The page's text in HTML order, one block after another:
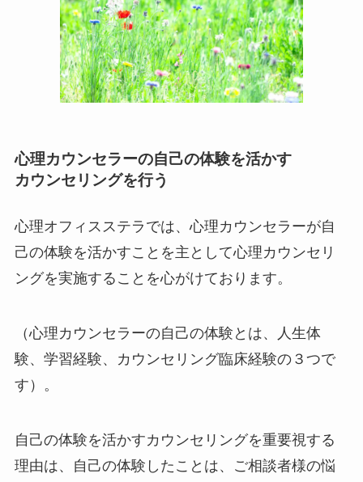
心理カウンセラーの自己の体験を活かす
カウンセリングを行う
心理オフィスステラでは、心理カウンセラーが自
己の体験を活かすことを主として心理カウンセリ
ングを実施することを心がけております。
（心理カウンセラーの自己の体験とは、人生体
験、学習経験、カウンセリング臨床経験の３つで
す）。
自己の体験を活かすカウンセリングを重要視する
理由は、自己の体験したことは、ご相談者様の悩